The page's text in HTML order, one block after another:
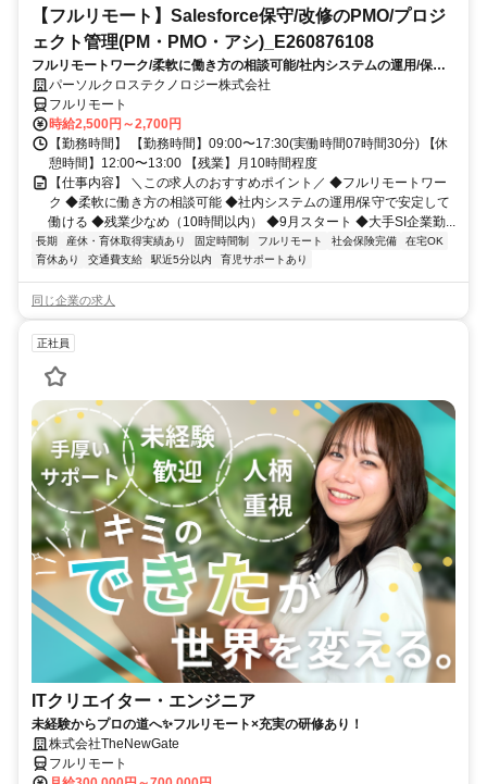
【フルリモート】Salesforce保守/改修のPMO/プロジ
ェクト管理(PM・PMO・アシ)_E260876108
フルリモートワーク/柔軟に働き方の相談可能/社内システムの運用/保守
で安定して働ける/残業少なめ（10時間以内）/9月スタート/大手SI企業勤
務
パーソルクロステクノロジー株式会社
フルリモート
時給2,500円～2,700円
【勤務時間】 【勤務時間】09:00〜17:30(実働時間07時間30分) 【休
憩時間】12:00〜13:00 【残業】月10時間程度
【仕事内容】 ＼この求人のおすすめポイント／ ◆フルリモートワー
ク ◆柔軟に働き方の相談可能 ◆社内システムの運用/保守で安定して
働ける ◆残業少なめ（10時間以内） ◆9月スタート ◆大手SI企業勤...
長期 産休・育休取得実績あり 固定時間制 フルリモート 社会保険完備
在宅OK
育休あり
交通費支給 駅近5分以内 育児サポートあり
同じ企業の求人
正社員
ITクリエイター・エンジニア
未経験からプロの道へ✨フルリモート×充実の研修あり！
株式会社TheNewGate
フルリモート